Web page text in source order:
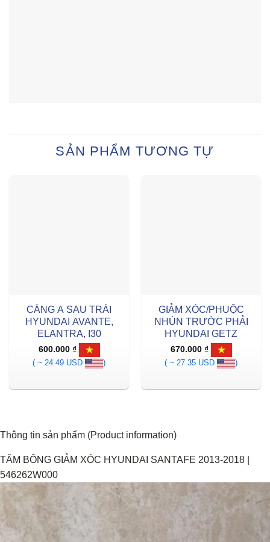
SẢN PHẨM TƯƠNG TỰ
CÀNG A SAU TRÁI
HYUNDAI AVANTE,
ELANTRA, I30
600.000 ₫
( ~ 24.49 USD
)
GIẢM XÓC/PHUỘC
NHÚN TRƯỚC PHẢI
HYUNDAI GETZ
670.000 ₫
( ~ 27.35 USD
)
Thông tin sản phẩm (Product information)
TĂM BÔNG GIẢM XÓC HYUNDAI SANTAFE 2013-2018 |
546262W000